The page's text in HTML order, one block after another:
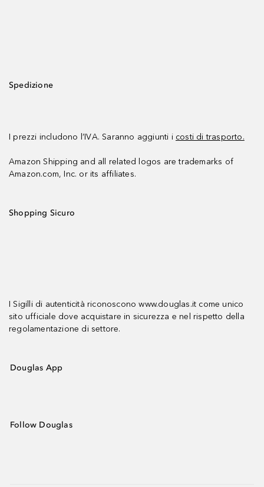
Spedizione
I prezzi includono l’IVA. Saranno aggiunti i costi di trasporto.
Amazon Shipping and all related logos are trademarks of
Amazon.com, Inc. or its affiliates.
Shopping Sicuro
I Sigilli di autenticità riconoscono www.douglas.it come unico
sito ufficiale dove acquistare in sicurezza e nel rispetto della
regolamentazione di settore.
Douglas App
Follow Douglas